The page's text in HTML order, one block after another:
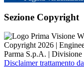
Sezione Copyright
Copyright 2026 |
Parma S.p.A. |
Disclaimer trattamento